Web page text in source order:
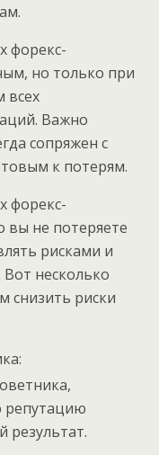
форекс-
но только при
всех
Важно
сопряжен с
к потерям.
форекс-
вы не потеряете
рисками и
несколько
снизить риски
результат.